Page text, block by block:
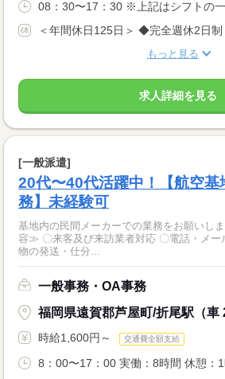
08：30〜17：30 ※上記はシフトの
＜年間休日125日＞ ◆完全週休2日制
もっと見る
求人詳細を見る
[一般派遣]
20代〜40代活躍中！【航空基
務】未経験可
基地内の民間メーカーでの業務をお願いします。 ≪具体的な
容≫ 〇来客及び来訪業者対応 〇電話・メー
物の発送・仕分...
一般事務・OA事務
福岡県遠賀郡芦屋町/折尾駅（車
時給1,600円～ 交通費全額支給
8：00〜17：00 実働：8時間 休憩：1